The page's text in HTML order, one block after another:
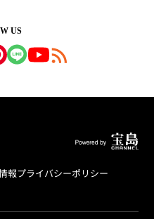
US
報プライバシーポリシー